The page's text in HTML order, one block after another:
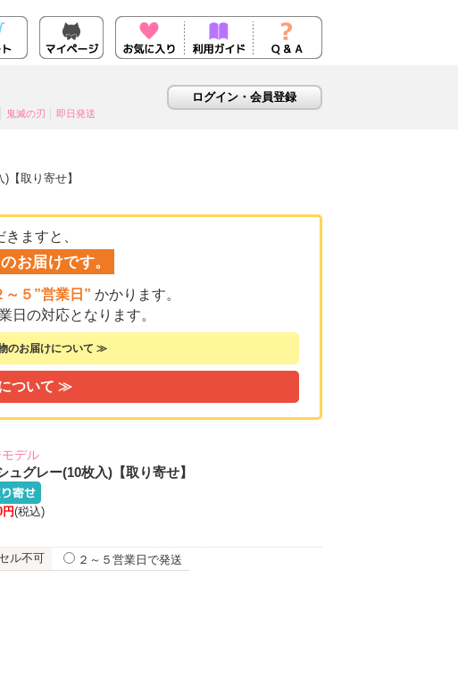
鬼滅の刃 即日発送
【取り寄せ】
ますと、
お届けです。
～５”営業日” かかります。
日の対応となります。
のお届けについて ≫
ついて ≫
デル
ュグレー(10枚入)【取り寄せ】
(税込)
ル不可 ２～５営業日で発送